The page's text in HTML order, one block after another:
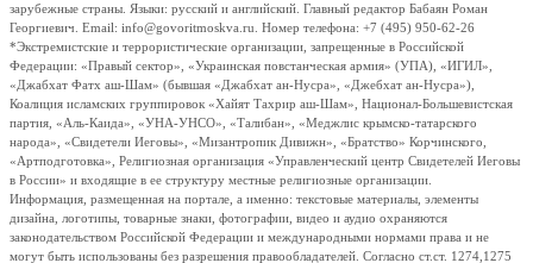
зарубежные страны. Языки: русский и английский. Главный редактор Бабаян Роман
Георгиевич. Email: info@govoritmoskva.ru. Номер телефона: +7 (495) 950-62-26
*Экстремистские и террористические организации, запрещенные в Российской
Федерации: «Правый сектор», «Украинская повстанческая армия» (УПА), «ИГИЛ»,
«Джабхат Фатх аш-Шам» (бывшая «Джабхат ан-Нусра», «Джебхат ан-Нусра»),
Коалиция исламских группировок «Хайят Тахрир аш-Шам», Национал-Большевистская
партия, «Аль-Каида», «УНА-УНСО», «Талибан», «Меджлис крымско-татарского
народа», «Свидетели Иеговы», «Мизантропик Дивижн», «Братство» Корчинского,
«Артподготовка», Религиозная организация «Управленческий центр Свидетелей Иеговы
в России» и входящие в ее структуру местные религиозные организации.
Информация, размещенная на портале, а именно: текстовые материалы, элементы
дизайна, логотипы, товарные знаки, фотографии, видео и аудио охраняются
законодательством Российской Федерации и международными нормами права и не
могут быть использованы без разрешения правообладателей. Согласно ст.ст. 1274,1275